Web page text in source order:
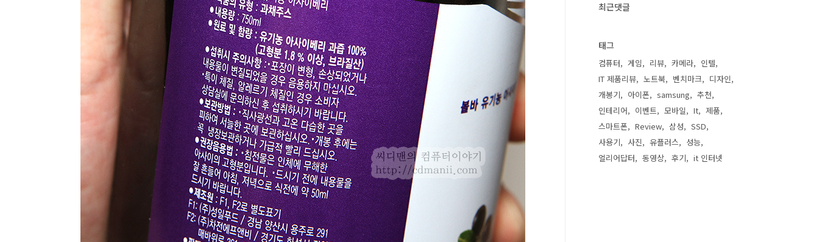
최근댓글
태그
컴퓨터 게임 리뷰 카메라
인텔
IT 제품리뷰
노트북 벤치마크
디자인
개봉기
아이폰 samsung
추천
인테리어
이벤트 모바일 It
제품
스마트폰
Review 삼성
SSD
사용기
사진 유플러스
성능
얼리어답터
동영상 후기 it 인터넷